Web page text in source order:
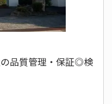
の品質管理・保証◎検